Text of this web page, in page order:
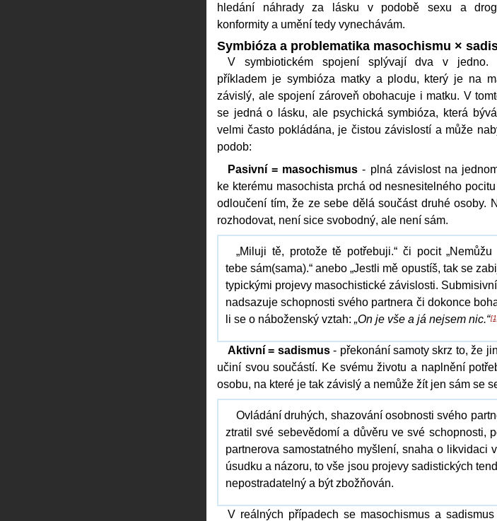
hledání náhrady za lásku v podobě sexu a
konformity a umění tedy vynechávám.
Symbióza a problematika masochismu ×
V symbiotickém spojení splývají dva v jedno.
příkladem je symbióza matky a plodu, který je na
závislý, ale spojení zároveň obohacuje i matku. V
se jedná o lásku, ale psychická symbióza, která
velmi často pokládána, je čistou závislostí a může
podob:
Pasivní = masochismus - plná závislost na
ke kterému masochista prchá od nesnesitelného
odloučení tím, že ze sebe dělá součást druhé osoby.
rozhodovat, není sice svobodný, ale není sám.
„Miluji tě, protože tě potřebuji.“ či pocit
tebe sám(sama).“ anebo „Jestli mě opustíš, tak se
typickými projevy masochistické závislosti.
nadsazuje schopnosti svého partnera či dokonce
li se o náboženský vztah: „On je vše a já nejsem nic.“
Aktivní = sadismus- překonání samoty skrz to, že
učiní svou součástí. Ke svému životu a naplnění
osobu, na které je tak závislý a nemůže žít jen sám se
Ovládání druhých, shazování osobnosti svého
ztratil své sebevědomí a důvěru ve své schopnosti,
partnerova samostatného myšlení, snaha o likvidaci
úsudku a názoru, to vše jsou projevy sadistických
nepostradatelný a být zbožňován.
V reálných případech se masochismus a